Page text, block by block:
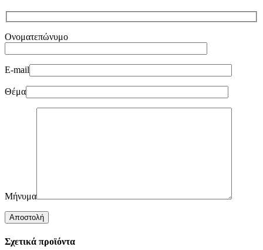
Ονοματεπώνυμο
E-mail
Θέμα
Μήνυμα
Σχετικά προϊόντα